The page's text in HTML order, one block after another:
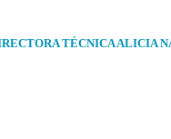
TÉCNICA ALICIA